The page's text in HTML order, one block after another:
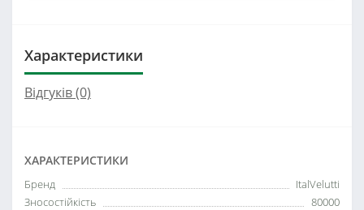
Характеристики
Відгуків (0)
ХАРАКТЕРИСТИКИ
Бренд
ItalVelutti
Зносостійкість
80000